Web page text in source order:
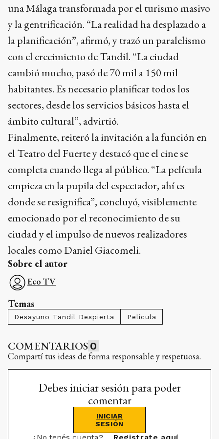
una Málaga transformada por el turismo masivo
y la gentrificación. “La realidad ha desplazado a
la planificación”, afirmó, y trazó un paralelismo
con el crecimiento de Tandil. “La ciudad
cambió mucho, pasó de 70 mil a 150 mil
habitantes. Es necesario planificar todos los
sectores, desde los servicios básicos hasta el
ámbito cultural”, advirtió.
Finalmente, reiteró la invitación a la función en
el Teatro del Fuerte y destacó que el cine se
completa cuando llega al público. “La película
empieza en la pupila del espectador, ahí es
donde se resignifica”, concluyó, visiblemente
emocionado por el reconocimiento de su
ciudad y el impulso de nuevos realizadores
locales como Daniel Giacomeli.
Sobre el autor
Eco TV
Temas
Desayuno Tandil Despierta Película
COMENTARIOS 0
Compartí tus ideas de forma responsable y respetuosa.
Debes iniciar sesión para poder
comentar
INICIAR
SESIÓN
¿No tenés cuenta? Registrate aquí